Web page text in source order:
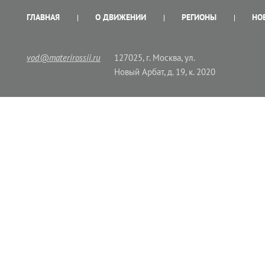
ГЛАВНАЯ О ДВИЖЕНИИ РЕГИОНЫ
vod@materirossii.ru
127025, г. Москва, ул.
Новый Арбат, д. 19, к. 2020